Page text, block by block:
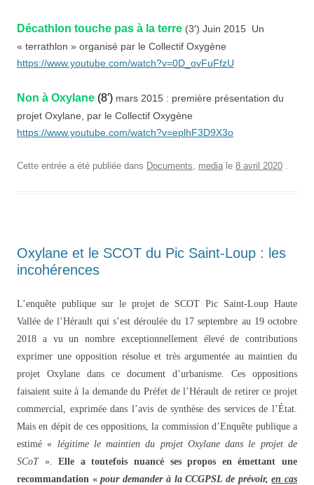
Décathlon touche pas à la terre (3′) Juin 2015 Un
« terrathlon » organisé par le Collectif Oxygène
https://www.youtube.com/watch?v=0D_ovFuFfzU
Non à Oxylane (8′) mars 2015 : première présentation du
projet Oxylane, par le Collectif Oxygène
https://www.youtube.com/watch?v=eplhF3D9X3o
Cette entrée a été publiée dans Documents, media le 8 avril 2020 .
Oxylane et le SCOT du Pic Saint-Loup : les
incohérences
L’enquête publique sur le projet de SCOT Pic Saint-Loup Haute
Vallée de l’Hérault qui s’est dérouléedu 17 septembre au 19 octobre
2018 a vu un nombre exceptionnellement élevé de contributions
exprimer une opposition résolue et très argumentée au maintien du
projet Oxylane dans ce document d’urbanisme. Ces oppositions
faisaient suite à la demande du Préfet de l’Hérault de retirer ce projet
commercial, exprimée dans l’avis de synthèse des services de l’État.
Mais en dépit de ces oppositions, la commission d’Enquête publique a
estimé « légitime le maintien du projet Oxylane dans le projet de
SCoT».Elle a toutefois nuancé ses propos en émettant une
recommandation «pour demander à la CCGPSL de prévoir,en cas